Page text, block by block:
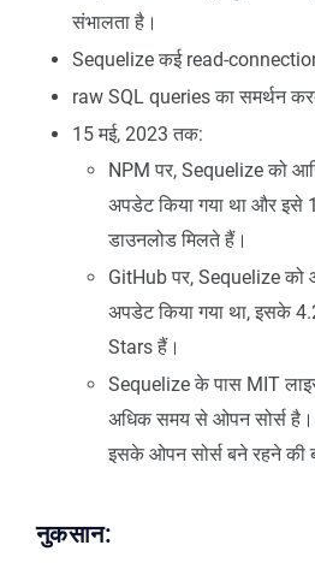
संभालता है।
Sequelize कई read-
raw SQL queries का समर्थन
15 मई, 2023 तक:
NPM पर, Sequelize को
अपडेट किया गया था और इसे
डाउनलोड मिलते हैं।
GitHub पर, Sequelize को
अपडेट किया गया था, इसके
Stars हैं।
Sequelize के पास MIT
अधिक समय से ओपन सोर्स है।
इसके ओपन सोर्स बने रहने की
नुकसान: